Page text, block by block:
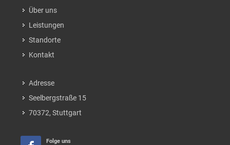
Über uns
Leistungen
Standorte
Kontakt
Adresse
Seelbergstraße 15
70372, Stuttgart
Folge uns